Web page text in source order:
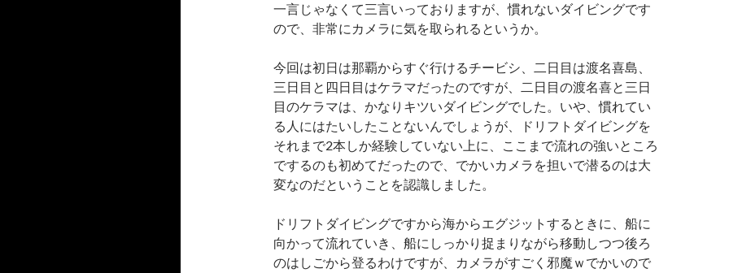
一言じゃなくて三言いっておりますが、慣れないダイビングです
ので、非常にカメラに気を取られるというか。
今回は初日は那覇からすぐ行けるチービシ、二日目は渡名喜島、
三日目と四日目はケラマだったのですが、二日目の渡名喜と三日
目のケラマは、かなりキツいダイビングでした。いや、慣れてい
る人にはたいしたことないんでしょうが、ドリフトダイビングを
それまで2本しか経験していない上に、ここまで流れの強いところ
でするのも初めてだったので、でかいカメラを担いで潜るのは大
変なのだということを認識しました。
ドリフトダイビングですから海からエグジットするときに、船に
向かって流れていき、船にしっかり捉まりながら移動しつつ後ろ
のはしごから登るわけですが、カメラがすごく邪魔ｗでかいので